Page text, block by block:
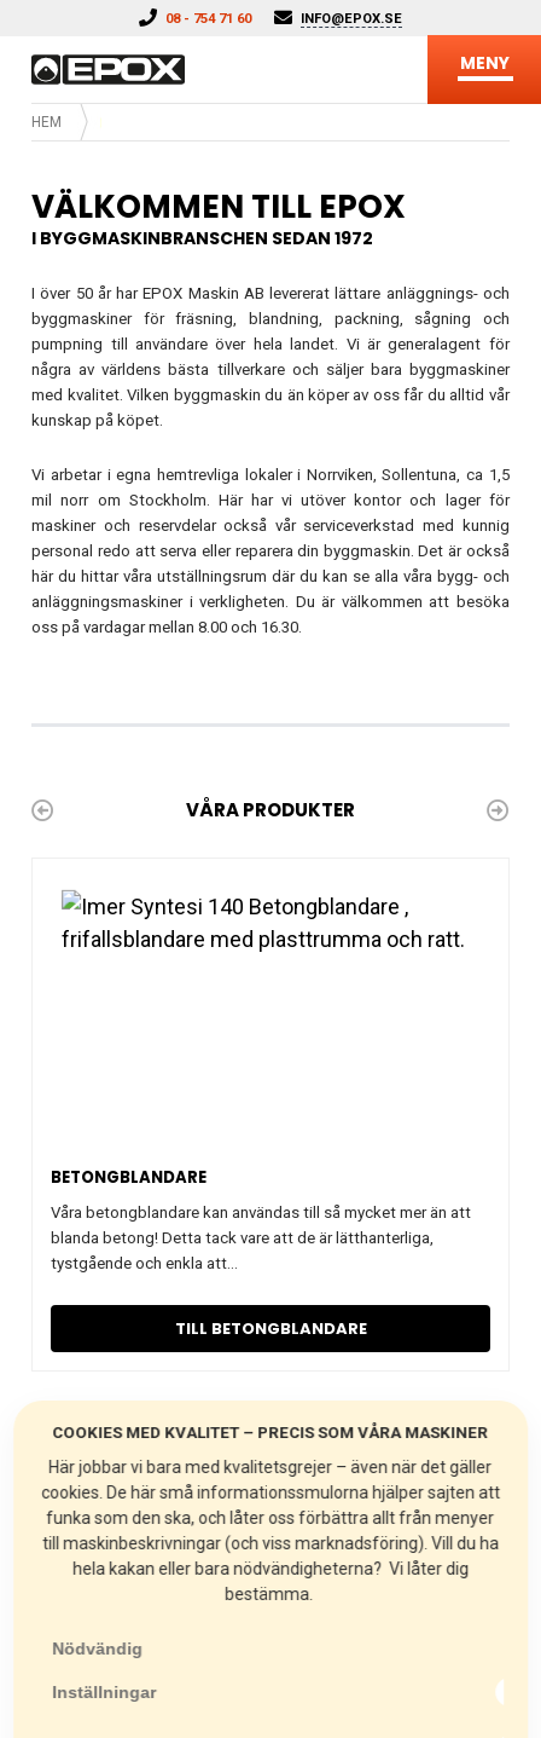
COOKIES MED KVALITET – PRECIS SOM VÅRA MASKINER
Här jobbar vi bara med kvalitetsgrejer – även när det gäller
cookies. De här små informationssmulorna hjälper sajten att
funka som den ska, och låter oss förbättra allt från menyer
till maskinbeskrivningar (och viss marknadsföring). Vill du ha
hela kakan eller bara nödvändigheterna? Vi låter dig
bestämma.
Nödvändig
Inställningar
08 - 754 71 60 INFO@EPOX.SE
MENY
HEM
VÄLKOMMEN TILL EPOX
I BYGGMASKINBRANSCHEN SEDAN 1972
I över 50 år har EPOX Maskin AB levererat lättare anläggnings- och
byggmaskiner för fräsning, blandning, packning, sågning och
pumpning till användare över hela landet. Vi är generalagent för
några av världens bästa tillverkare och säljer bara byggmaskiner
med kvalitet. Vilken byggmaskin du än köper av oss får du alltid vår
kunskap på köpet.
Vi arbetar i egna hemtrevliga lokaler i Norrviken, Sollentuna, ca 1,5
mil norr om Stockholm. Här har vi utöver kontor och lager för
maskiner och reservdelar också vår serviceverkstad med kunnig
personal redo att serva eller reparera din byggmaskin. Det är också
här du hittar våra utställningsrum där du kan se alla våra bygg- och
anläggningsmaskiner i verkligheten. Du är välkommen att besöka
oss på vardagar mellan 8.00 och 16.30.
VÅRA PRODUKTER
BETONGBLANDARE
Våra betongblandare kan användas till så mycket mer än att
blanda betong! Detta tack vare att de är lätthanterliga,
tystgående och enkla att…
TILL BETONGBLANDARE
Tack alla besökare!
Stort tack till alla som besökte oss på
Svenska Maskinmässan 4-6 juni.